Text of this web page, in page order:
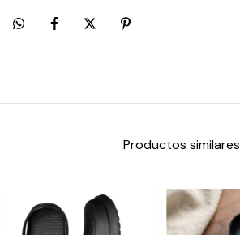
Productos similares